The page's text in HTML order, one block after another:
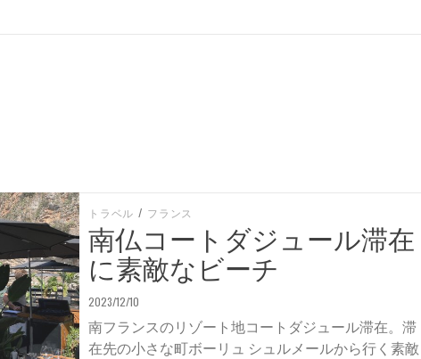
トラベル / フランス
南仏コートダジュール滞在
に素敵なビーチ
2023/12/10
南フランスのリゾート地コートダジュール滞在。滞
在先の小さな町ボーリュ シュルメールから行く素敵